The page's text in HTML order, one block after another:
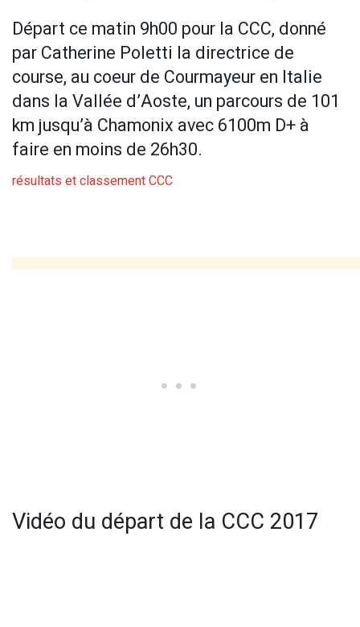
Départ ce matin 9h00 pour la CCC, donné
par Catherine Poletti la directrice de
course, au coeur de Courmayeur en Italie
dans la Vallée d’Aoste, un parcours de 101
km jusqu’à Chamonix avec 6100m D+ à
faire en moins de 26h30.
résultats et classement CCC
Vidéo du départ de la CCC 2017